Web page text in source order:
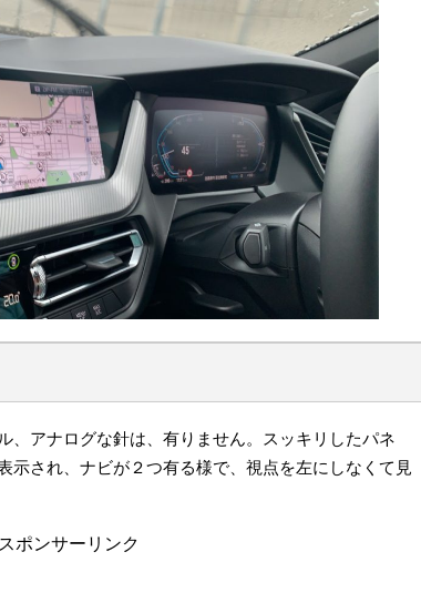
、アナログな針は、有りません。スッキリしたパネ
示され、ナビが２つ有る様で、視点を左にしなくて見
スポンサーリンク